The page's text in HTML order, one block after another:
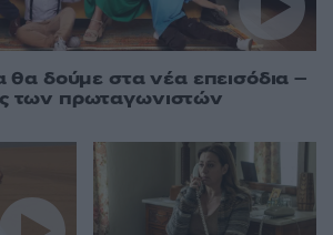
θα δούμε στα νέα επεισόδια –
των πρωταγωνιστών